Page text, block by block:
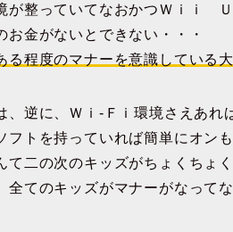
が整っていてなおかつＷｉｉ
お金がないとできない・・・
る程度のマナーを意識している
、逆に、Ｗｉ-Ｆｉ環境さえあれ
フトを持っていれば簡単にオン
て二の次のキッズがちょくちょ
全てのキッズがマナーがなって